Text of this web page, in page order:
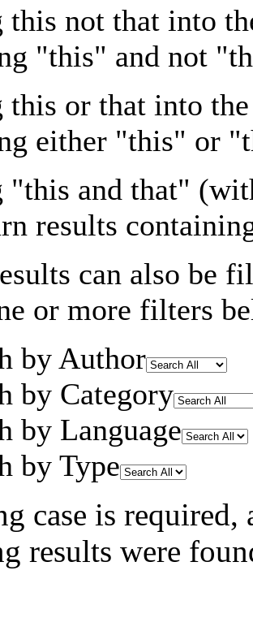
this not that into
"this" and not
this or that into
either "this" or
"this and that"
results
can also be
or more filters
by Author
by Category
by Language
by Type
case is required,
results were